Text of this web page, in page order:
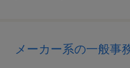
メーカー系の一般事